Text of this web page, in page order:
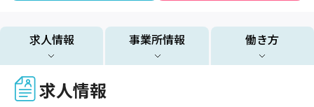
求人情報 事業所情報 働き方
求人情報